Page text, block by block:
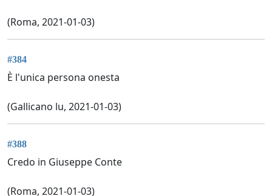
(Roma, 2021-01-03)
#384
È l'unica persona onesta
(Gallicano lu, 2021-01-03)
#388
Credo in Giuseppe Conte
(Roma, 2021-01-03)